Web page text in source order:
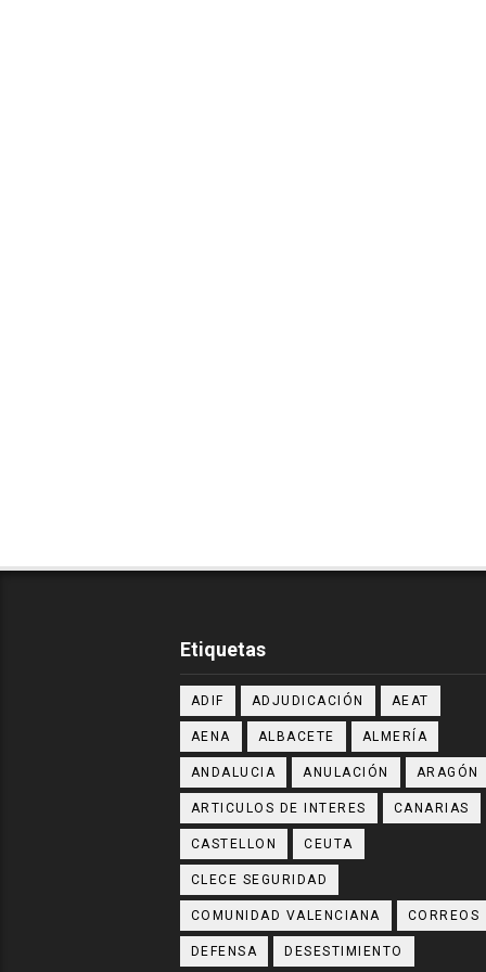
Etiquetas
ADIF ADJUDICACIÓN AEAT
AENA ALBACETE ALMERÍA
ANDALUCIA ANULACIÓN ARAGÓN
ARTICULOS DE INTERES CANARIAS
CASTELLON CEUTA
CLECE SEGURIDAD
COMUNIDAD VALENCIANA CORREOS
DEFENSA DESESTIMIENTO